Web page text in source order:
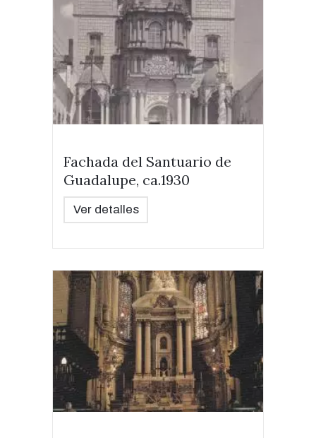
Fachada del Santuario de
Guadalupe, ca.1930
Ver detalles